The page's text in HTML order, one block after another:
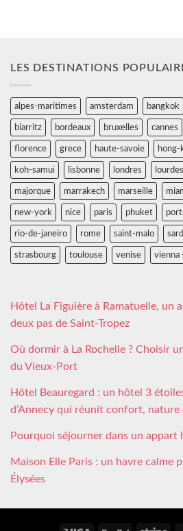
LES DESTINATIONS
alpes-maritimes amsterdam bangkok
biarritz bordeaux bruxelles cannes
florence grece haute-savoie hong-
koh-samui lisbonne londres lourdes
majorque marrakech marseille
new-york nice paris phuket
rio-de-janeiro rome saint-malo
strasbourg toulouse venise vienna
Hôtel La Figuière à Ramatuelle, un
deux pas de Saint-Tropez
Où dormir à La Rochelle ? Choisir
du Vieux-Port
Hôtel Beauregard : un hôtel 3
d’Annecy qui réunit confort,
Pourquoi séjourner dans un appart
Maison Elle Paris : un havre calme
Élysées